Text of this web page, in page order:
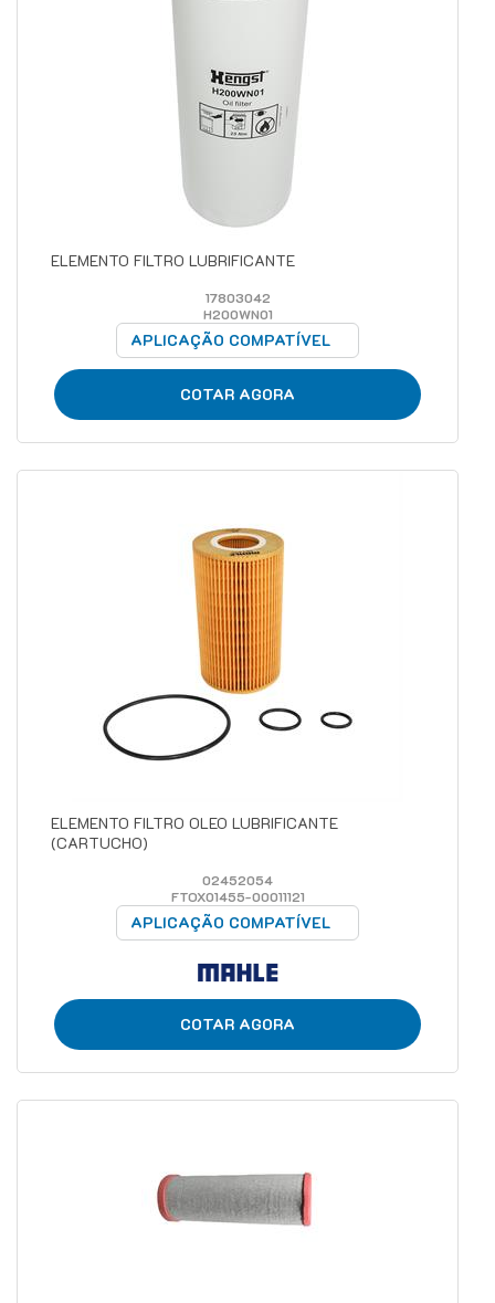
ELEMENTO FILTRO LUBRIFICANTE
17803042
H200WN01
APLICAÇÃO COMPATÍVEL
COTAR AGORA
ELEMENTO FILTRO OLEO LUBRIFICANTE
(CARTUCHO)
02452054
FTOX01455-00011121
APLICAÇÃO COMPATÍVEL
COTAR AGORA